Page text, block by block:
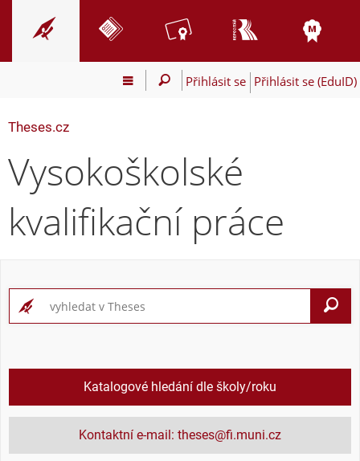
Přihlásit se Přihlásit se (EduID)
Theses.cz
Vysokoškolské
kvalifikační práce
Katalogové hledání dle školy/roku
Kontaktní e-mail: theses@fi.muni.cz